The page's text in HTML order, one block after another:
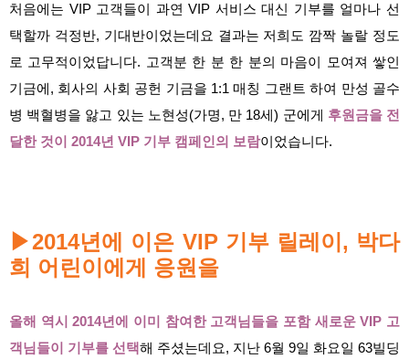
처음에는 VIP 고객들이 과연 VIP 서비스 대신 기부를 얼마나 선
택할까 걱정반, 기대반이었는데요 결과는 저희도 깜짝 놀랄 정도
로 고무적이었답니다. 고객분 한 분 한 분의 마음이 모여져 쌓인
기금에, 회사의 사회 공헌 기금을 1:1 매칭 그랜트 하여 만성 골수
병 백혈병을 앓고 있는 노현성(가명, 만 18세) 군에게
후원금을 전
달한 것이 2014년 VIP 기부 캠페인의 보람이었습니다.
▶2014년에 이은 VIP 기부 릴레이, 박다
희 어린이에게 응원을
올해 역시 2014년에 이미 참여한 고객님들을 포함 새로운 VIP 고
객님들이 기부를 선택해 주셨는데요, 지난 6월 9일 화요일 63빌딩